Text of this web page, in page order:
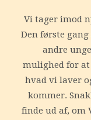
Vi tager imod
Den første
andre
mulighed for
hvad vi laver
kommer.
finde ud af, om